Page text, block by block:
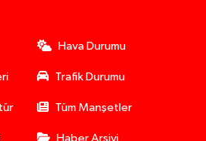
Hava Durumu
Trafik Durumu
Tüm Manşetler
Haber Arşivi